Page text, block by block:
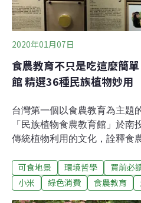
無比神聖的作物，也是傳
2020年01月07日
食農教育不只是吃這麼簡
館 精選36種民族植物妙用
台灣第一個以食農教育為主題
「民族植物食農教育館」於南
傳統植物利用的文化，詮釋食
36種植物為代表，不但都可食
樹豆木瓜高麗菜 因台灣而有不
可食地景 環境哲學 買前必
小米
綠色消費 食農教育